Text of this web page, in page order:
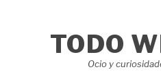
TODO
Ocio y